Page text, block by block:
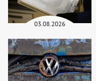
03.08.2026